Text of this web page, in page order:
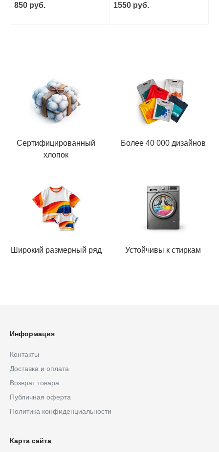
850 руб. 1550 руб.
Сертифицированный
хлопок
Более 40 000 дизайнов
Широкий размерный ряд Устойчивы к стиркам
Информация
Контакты
Доставка и оплата
Возврат товара
Публичная оферта
Политика конфиденциальности
Карта сайта